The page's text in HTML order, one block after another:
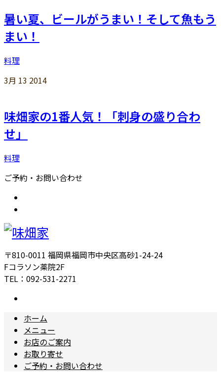
暑い夏、ビールがうまい！そして魚もう
まい！
料理
3月 13 2014
味畑家の1番人気！「刺身の盛り合わ
せ」
料理
ご予約・お問い合わせ
〒810-0011 福岡県福岡市中央区高砂1-24-24
Fコラソン薬院2F
TEL：092-531-2271
ホーム
メニュー
お店のご案内
お取り寄せ
ご予約・お問い合わせ